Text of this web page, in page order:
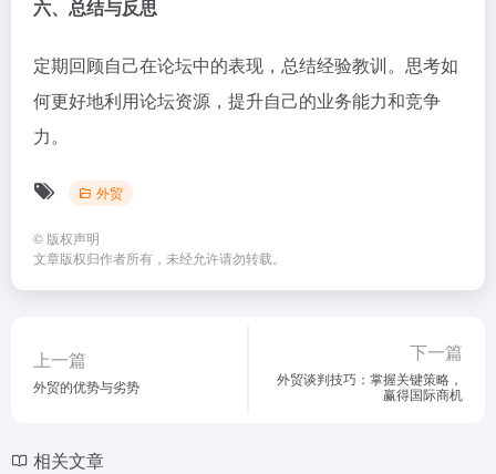
六、总结与反思
定期回顾自己在论坛中的表现，总结经验教训。思考如
何更好地利用论坛资源，提升自己的业务能力和竞争
力。
外贸
© 版权声明
文章版权归作者所有，未经允许请勿转载。
上一篇
外贸的优势与劣势
下一篇
外贸谈判技巧：掌握关键策略，
赢得国际商机
相关文章